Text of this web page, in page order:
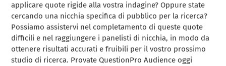
applicare quote rigide alla vostra indagine? Oppure state
cercando una nicchia specifica di pubblico per la ricerca?
Possiamo assistervi nel completamento di queste quote
difficili e nel raggiungere i panelisti di nicchia, in modo da
ottenere risultati accurati e fruibili per il vostro prossimo
studio di ricerca. Provate QuestionPro Audience oggi